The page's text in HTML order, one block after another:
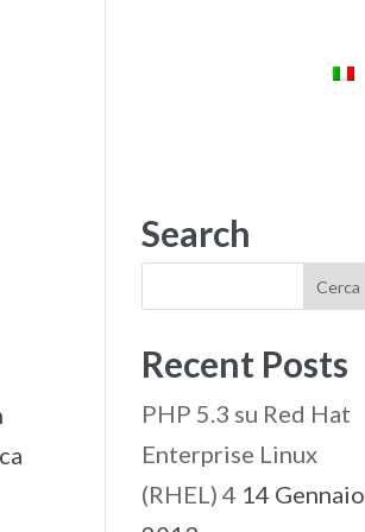
Search
Recent Posts
PHP 5.3 su Red Hat
Enterprise Linux
(RHEL) 4 14 Gennaio